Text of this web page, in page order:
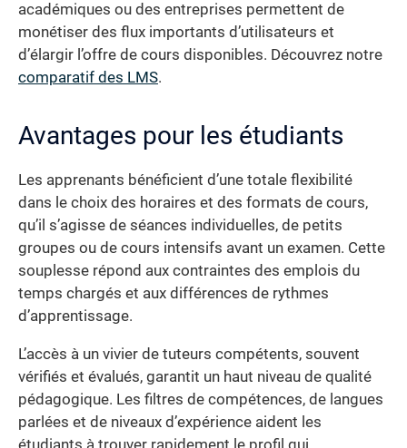
académiques ou des entreprises permettent de
monétiser des flux importants d’utilisateurs et
d’élargir l’offre de cours disponibles. Découvrez notre
comparatif des LMS.
Avantages pour les étudiants
Les apprenants bénéficient d’une totale flexibilité
dans le choix des horaires et des formats de cours,
qu’il s’agisse de séances individuelles, de petits
groupes ou de cours intensifs avant un examen. Cette
souplesse répond aux contraintes des emplois du
temps chargés et aux différences de rythmes
d’apprentissage.
L’accès à un vivier de tuteurs compétents, souvent
vérifiés et évalués, garantit un haut niveau de qualité
pédagogique. Les filtres de compétences, de langues
parlées et de niveaux d’expérience aident les
étudiants à trouver rapidement le profil qui